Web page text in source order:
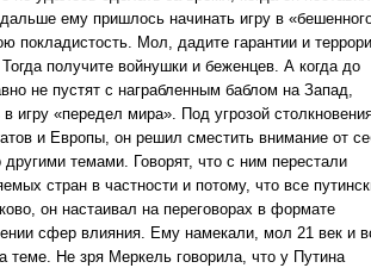
ему пришлось начинать игру в
покладистость. Мол, дадите гарантии и
получите войнушки и беженцев. А когда до
не пустят с награбленным баблом на Запад,
игру «передел мира». Под угрозой
и Европы, он решил сместить внимание от
другими темами. Говорят, что с ним перестали
стран в частности и потому, что все
он настаивал на переговорах в формате
сфер влияния. Ему намекали, мол 21 век и
теме. Не зря Меркель говорила, что у Путина